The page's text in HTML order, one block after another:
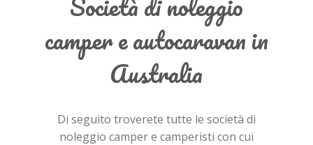
camper e autocaravan in
Australia
Di seguito troverete tutte le società di
noleggio camper e camperisti con cui